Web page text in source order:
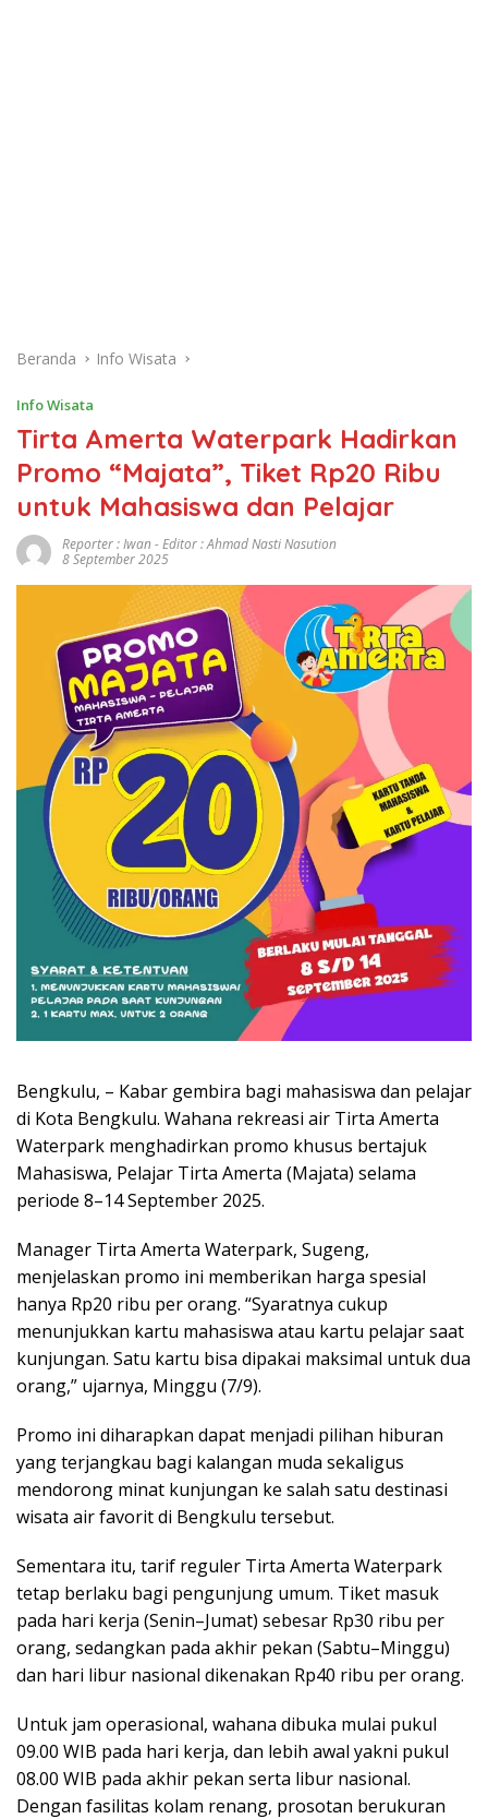
Beranda Info Wisata
Info Wisata
Tirta Amerta Waterpark Hadirkan
Promo “Majata”, Tiket Rp20 Ribu
untuk Mahasiswa dan Pelajar
Reporter : Iwan - Editor : Ahmad Nasti Nasution
8 September 2025
Bengkulu, – Kabar gembira bagi mahasiswa dan pelajar
di Kota Bengkulu. Wahana rekreasi air Tirta Amerta
Waterpark menghadirkan promo khusus bertajuk
Mahasiswa, Pelajar Tirta Amerta (Majata) selama
periode 8–14 September 2025.
Manager Tirta Amerta Waterpark, Sugeng,
menjelaskan promo ini memberikan harga spesial
hanya Rp20 ribu per orang. “Syaratnya cukup
menunjukkan kartu mahasiswa atau kartu pelajar saat
kunjungan. Satu kartu bisa dipakai maksimal untuk dua
orang,” ujarnya, Minggu (7/9).
Promo ini diharapkan dapat menjadi pilihan hiburan
yang terjangkau bagi kalangan muda sekaligus
mendorong minat kunjungan ke salah satu destinasi
wisata air favorit di Bengkulu tersebut.
Sementara itu, tarif reguler Tirta Amerta Waterpark
tetap berlaku bagi pengunjung umum. Tiket masuk
pada hari kerja (Senin–Jumat) sebesar Rp30 ribu per
orang, sedangkan pada akhir pekan (Sabtu–Minggu)
dan hari libur nasional dikenakan Rp40 ribu per orang.
Untuk jam operasional, wahana dibuka mulai pukul
09.00 WIB pada hari kerja, dan lebih awal yakni pukul
08.00 WIB pada akhir pekan serta libur nasional.
Dengan fasilitas kolam renang, prosotan berukuran